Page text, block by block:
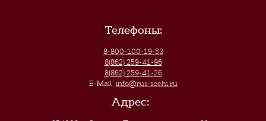
Телефоны:
8-800-100-19-53
8(862) 259-41-96
8(862) 259-41-26
E-Mail: info@rus-sochi.ru
Адрес: